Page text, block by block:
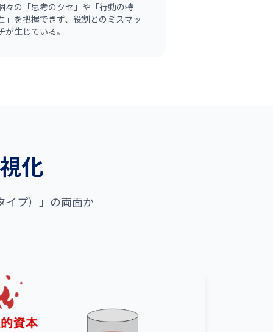
々の「思考のクセ」や「行動の特
」を把握できず、役割とのミスマッ
が生じている。
化
イプ）」の両面か